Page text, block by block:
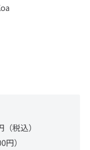
（税込）
円）